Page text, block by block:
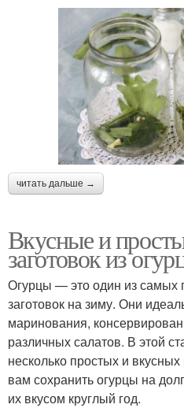
читать дальше →
Вкусные и
заготовок из
Огурцы — это один из самых
заготовок на зиму. Они
маринования,
различных салатов. В этой
несколько простых и
вам сохранить огурцы на
их вкусом круглый год.